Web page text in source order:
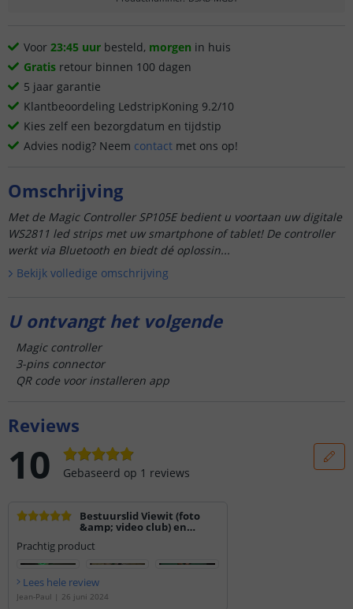
Voor 23:45 uur besteld, morgen in huis
Gratis retour binnen 100 dagen
5 jaar garantie
Klantbeoordeling LedstripKoning 9.2/10
Kies zelf een bezorgdatum en tijdstip
Advies nodig? Neem contact met ons op!
Omschrijving
Met de Magic Controller SP105E bedient u voortaan uw digitale
WS2811 led strips met uw smartphone of tablet! De controller
werkt via Bluetooth en biedt dé oplossin...
Bekijk volledige omschrijving
U ontvangt het volgende
Magic controller
3-pins connector
QR code voor installeren app
Reviews
10 Gebaseerd op 1 reviews
Bestuurslid Viewit (foto
&amp; video club) en
Prachtig product
Lees hele review
Jean-Paul | 26 juni 2024